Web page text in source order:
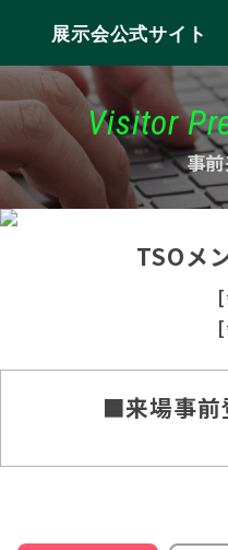
展示会公式サイト
Visitor
事
TSOメ
■来場事前